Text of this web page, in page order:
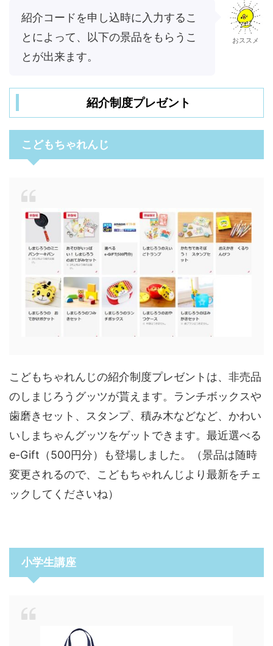
紹介コードを申し込時に入力するこ
とによって、以下の景品をもらうこ
とが出来ます。
おススメ
紹介制度プレゼント
こどもちゃれんじ
こどもちゃれんじの紹介制度プレゼントは、非売品
のしまじろうグッツが貰えます。ランチボックスや
歯磨きセット、スタンプ、積み木などなど、かわい
いしまちゃんグッツをゲットできます。最近選べる
e-Gift（500円分）も登場しました。（景品は随時
変更されるので、こどもちゃれんじより最新をチェ
ックしてくださいね）
小学生講座